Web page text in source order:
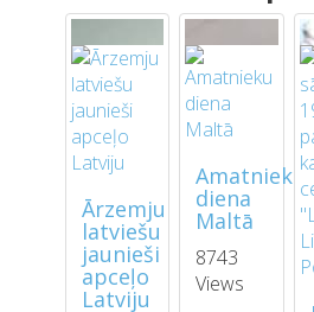
Ārzemju
latviešu
jaunieši
apceļo
Latviju
Amatnieku
diena
Maltā
8743
Views